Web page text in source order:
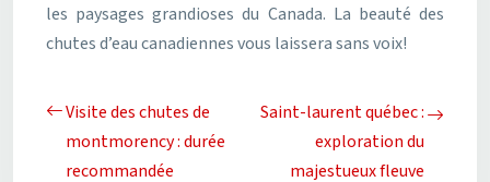
les paysages grandioses du Canada. La beauté des
chutes d’eau canadiennes vous laissera sans voix!
Visite des chutes de
montmorency : durée
recommandée
Saint-laurent québec :
exploration du
majestueux fleuve